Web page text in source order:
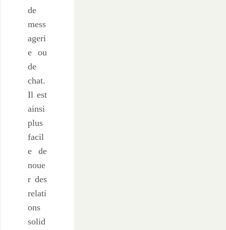
de
mess
ageri
e ou
de
chat.
Il est
ainsi
plus
facil
e de
noue
r des
relati
ons
solid